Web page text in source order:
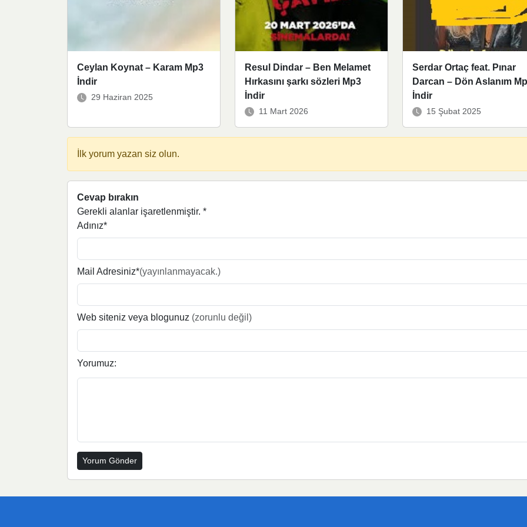
Ceylan Koynat – Karam Mp3
İndir
29 Haziran 2025
Resul Dindar – Ben Melamet
Hırkasını şarkı sözleri Mp3
İndir
11 Mart 2026
Serdar Ortaç feat. Pınar
Darcan – Dön Aslanım
İndir
15 Şubat 2025
İlk yorum yazan siz olun.
Cevap bırakın
Gerekli alanlar işaretlenmiştir. *
Adınız*
Mail Adresiniz*(yayınlanmayacak.)
Web siteniz veya blogunuz (zorunlu değil)
Yorumuz: